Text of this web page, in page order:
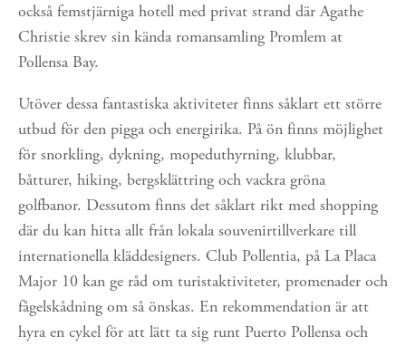
också femstjärniga hotell med privat strand där Agathe
Christie skrev sin kända romansamling Promlem at
Pollensa Bay.
Utöver dessa fantastiska aktiviteter finns såklart ett större
utbud för den pigga och energirika. På ön finns möjlighet
för snorkling, dykning, mopeduthyrning, klubbar,
båtturer, hiking, bergsklättring och vackra gröna
golfbanor. Dessutom finns det såklart rikt med shopping
där du kan hitta allt från lokala souvenirtillverkare till
internationella kläddesigners. Club Pollentia, på La Placa
Major 10 kan ge råd om turistaktiviteter, promenader och
fågelskådning om så önskas. En rekommendation är att
hyra en cykel för att lätt ta sig runt Puerto Pollensa och